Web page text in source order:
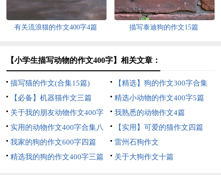
有关流浪猫的作文400字4篇 描写泰迪狗的作文15篇
【小学生描写动物的作文400字】相关文章：
描写猫的作文(合集15篇)
【精选】狗的作文300字合集
10篇
【必备】机器猫作文三篇
精选小动物的作文400字5篇
关于我的朋友动物作文400字
汇编八篇
我熟悉的动物作文4篇
实用的动物作文400字合集八
篇
【实用】可爱的猫作文四篇
我家的狗的作文600字四篇
雷州石狗作文
精选我的狗的作文400字三篇
关于大狗作文十篇